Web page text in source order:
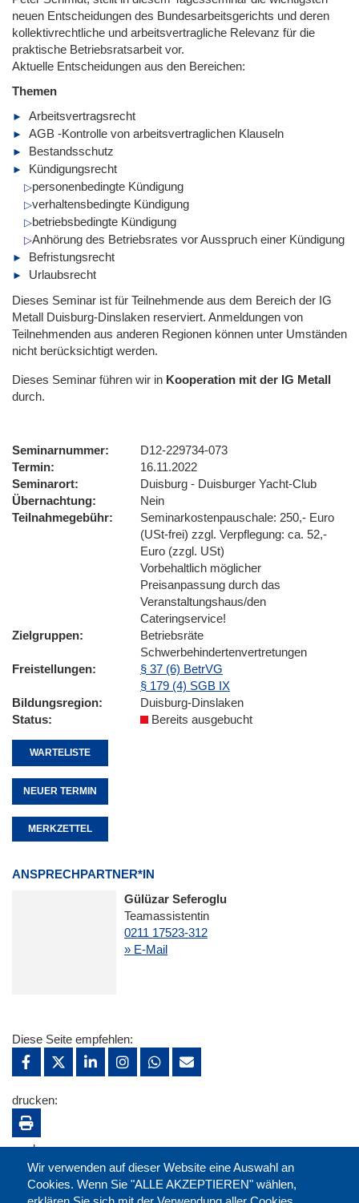
neuen Entscheidungen des Bundesarbeitsgerichts und deren
kollektivrechtliche und arbeitsvertragliche Relevanz für die
praktische Betriebsratsarbeit vor.
Aktuelle Entscheidungen aus den Bereichen:
Themen
Arbeitsvertragsrecht
AGB -Kontrolle von arbeitsvertraglichen Klauseln
Bestandsschutz
Kündigungsrecht
personenbedingte Kündigung
verhaltensbedingte Kündigung
betriebsbedingte Kündigung
Anhörung des Betriebsrates vor Ausspruch einer Kündigung
Befristungsrecht
Urlaubsrecht
Dieses Seminar ist für Teilnehmende aus dem Bereich der IG
Metall Duisburg-Dinslaken reserviert. Anmeldungen von
Teilnehmenden aus anderen Regionen können unter Umständen
nicht berücksichtigt werden.
Dieses Seminar führen wir in Kooperation mit der IG Metall
durch.
Seminarnummer
D12-229734-073
Termin
16.11.2022
Seminarort
Duisburg - Duisburger Yacht-Club
Übernachtung
Nein
Teilnahmegebühr
Seminarkostenpauschale: 250,- Euro
(USt-frei) zzgl. Verpflegung: ca. 52,-
Euro (zzgl. USt)
Vorbehaltlich möglicher
Preisanpassung durch das
Veranstaltungshaus/den
Cateringservice!
Zielgruppen
Betriebsräte
Schwerbehindertenvertretungen
Freistellungen
§ 37 (6) BetrVG
§ 179 (4) SGB IX
Bildungsregion
Duisburg-Dinslaken
Status
Bereits ausgebucht
WARTELISTE
NEUER TERMIN
MERKZETTEL
ANSPRECHPARTNER*IN
Gülüzar Seferoglu
Teamassistentin
0211 17523-312
» E-Mail
Wir verwenden auf dieser Website eine Auswahl an
Cookies. Wenn Sie "ALLE AKZEPTIEREN" wählen,
Diese Seite empfehlen:
drucken:
merken: